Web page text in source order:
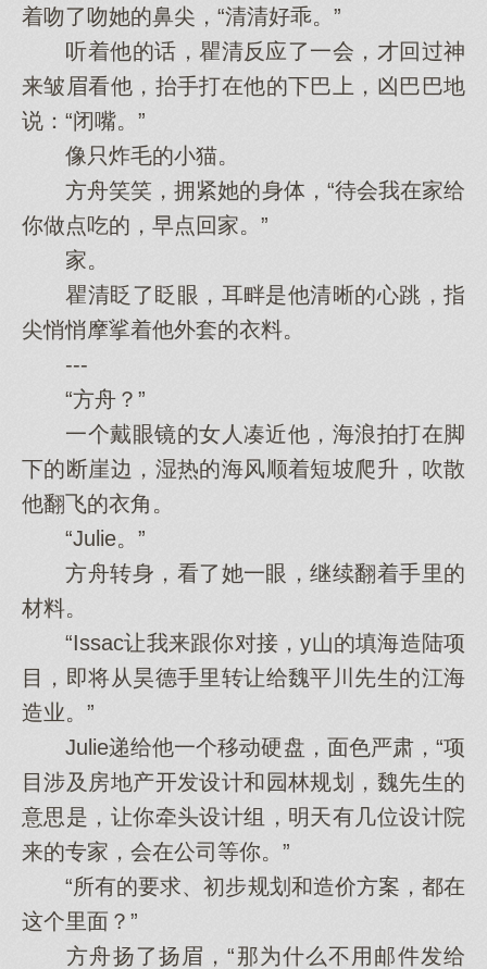
着吻了吻她的鼻尖，“清清好乖。”
听着他的话，瞿清反应了一会，才回过神
来皱眉看他，抬手打在他的下巴上，凶巴巴地
说：“闭嘴。”
像只炸毛的小猫。
方舟笑笑，拥紧她的身体，“待会我在家给
你做点吃的，早点回家。”
家。
瞿清眨了眨眼，耳畔是他清晰的心跳，指
尖悄悄摩挲着他外套的衣料。
---
“方舟？”
一个戴眼镜的女人凑近他，海浪拍打在脚
下的断崖边，湿热的海风顺着短坡爬升，吹散
他翻飞的衣角。
“Julie。”
方舟转身，看了她一眼，继续翻着手里的
材料。
“Issac让我来跟你对接，y山的填海造陆项
目，即将从昊德手里转让给魏平川先生的江海
造业。”
Julie递给他一个移动硬盘，面色严肃，“项
目涉及房地产开发设计和园林规划，魏先生的
意思是，让你牵头设计组，明天有几位设计院
来的专家，会在公司等你。”
“所有的要求、初步规划和造价方案，都在
这个里面？”
方舟扬了扬眉，“那为什么不用邮件发给